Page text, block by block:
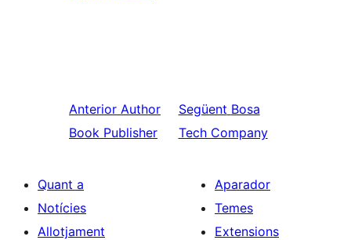
Anterior Author
Book Publisher
Següent Bosa
Tech Company
Quant a
Notícies
Allotjament
Aparador
Temes
Extensions